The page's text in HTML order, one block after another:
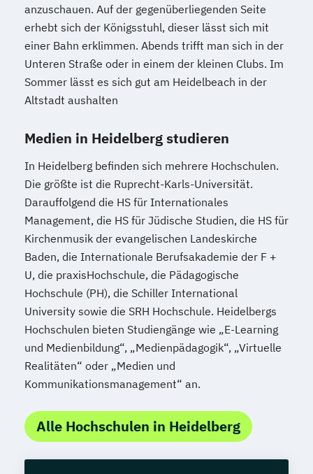
anzuschauen. Auf der gegenüberliegenden Seite
erhebt sich der Königsstuhl, dieser lässt sich mit
einer Bahn erklimmen. Abends trifft man sich in der
Unteren Straße oder in einem der kleinen Clubs. Im
Sommer lässt es sich gut am Heidelbeach in der
Altstadt aushalten
Medien in Heidelberg studieren
In Heidelberg befinden sich mehrere Hochschulen.
Die größte ist die Ruprecht-Karls-Universität.
Darauffolgend die HS für Internationales
Management, die HS für Jüdische Studien, die HS für
Kirchenmusik der evangelischen Landeskirche
Baden, die Internationale Berufsakademie der F +
U, die praxisHochschule, die Pädagogische
Hochschule (PH), die Schiller International
University sowie die SRH Hochschule. Heidelbergs
Hochschulen bieten Studiengänge wie „E-Learning
und Medienbildung“, „Medienpädagogik“, „Virtuelle
Realitäten“ oder „Medien und
Kommunikationsmanagement“ an.
Alle Hochschulen in Heidelberg